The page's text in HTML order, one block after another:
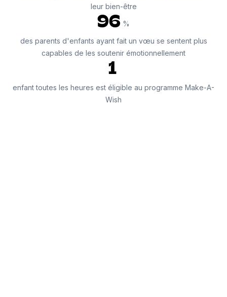
Recueilli par des bénévoles formés aux valeurs de Make-A-
Wish®, il est le fruit d'une écoute attentive, tout en respectant
la vie privée des familles. Encourager l’enfant à exprimer son
vœu, à l’imaginer et à le voir prendre vie crée des
expériences positives et des souvenirs durables. Ces
moments uniques favorisent la résilience et aident l’enfant à
adopter une perspective plus optimiste face à l’avenir.
leur bien-être
96 %
des parents d'enfants ayant fait un vœu se sentent plus
capables de les soutenir émotionnellement
1
enfant toutes les heures est éligible au programme Make-A-
Wish